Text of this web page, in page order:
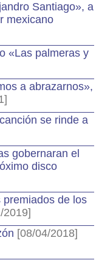
Santiago», a
mexicano
«Las palmeras y
a abrazarnos»,
se rinde a
gobernaran el
disco
de los
2019]
[08/04/2018]